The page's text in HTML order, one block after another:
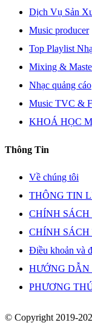
Dịch Vụ Sản
Music producer
Top Playlist
Mixing &
Nhạc quảng cáo
Music TVC &
KHOÁ HỌC
Thông Tin
Về chúng tôi
THÔNG TIN
CHÍNH
CHÍNH
Điều khoản và
HƯỚNG
PHƯƠNG
© Copyright 2019-